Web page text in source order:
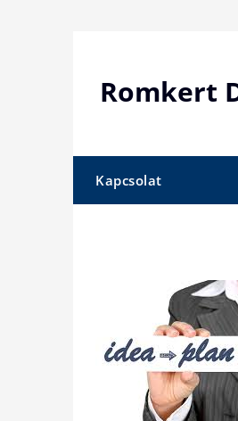
Romkert
Kapcsolat